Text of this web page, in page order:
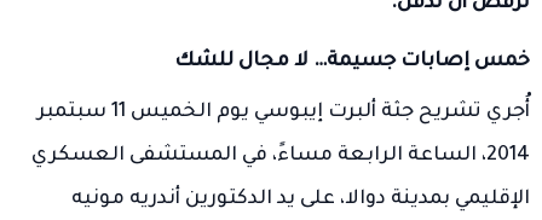
خمس إصابات جسيمة… لا مجال للشك
أُجري تشريح جثة ألبرت إيبوسي يوم الخميس 11 سبتمبر
2014، الساعة الرابعة مساءً، في المستشفى العسكري
الإقليمي بمدينة دوالا، على يد الدكتورين أندريه مونيه